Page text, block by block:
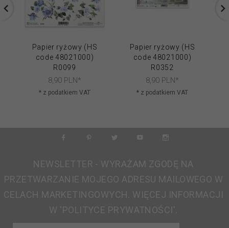
Papier ryżowy (HS
code 48021000)
R0099
8,90 PLN*
* z podatkiem VAT
Papier ryżowy (HS
code 48021000)
R0352
8,90 PLN*
* z podatkiem VAT
NEWSLETTER - WYRAŻAM ZGODĘ NA
PRZETWARZANIE MOJEGO ADRESU MAILOWEGO W
CELACH MARKETINGOWYCH. WIĘCEJ INFORMACJI
W 'POLITYCE PRYWATNOŚCI'.